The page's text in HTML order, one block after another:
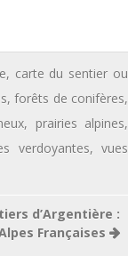
, carte du sentier ou
,forêts de conifères,
, prairies alpines,
verdoyantes,vues
d’Argentière :
Françaises